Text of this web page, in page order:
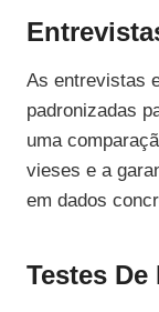
As entrevistas
padronizadas
uma
vieses e a
em dados
Testes